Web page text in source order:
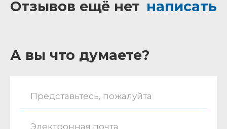
Отзывов ещё нет написать
А вы что думаете?